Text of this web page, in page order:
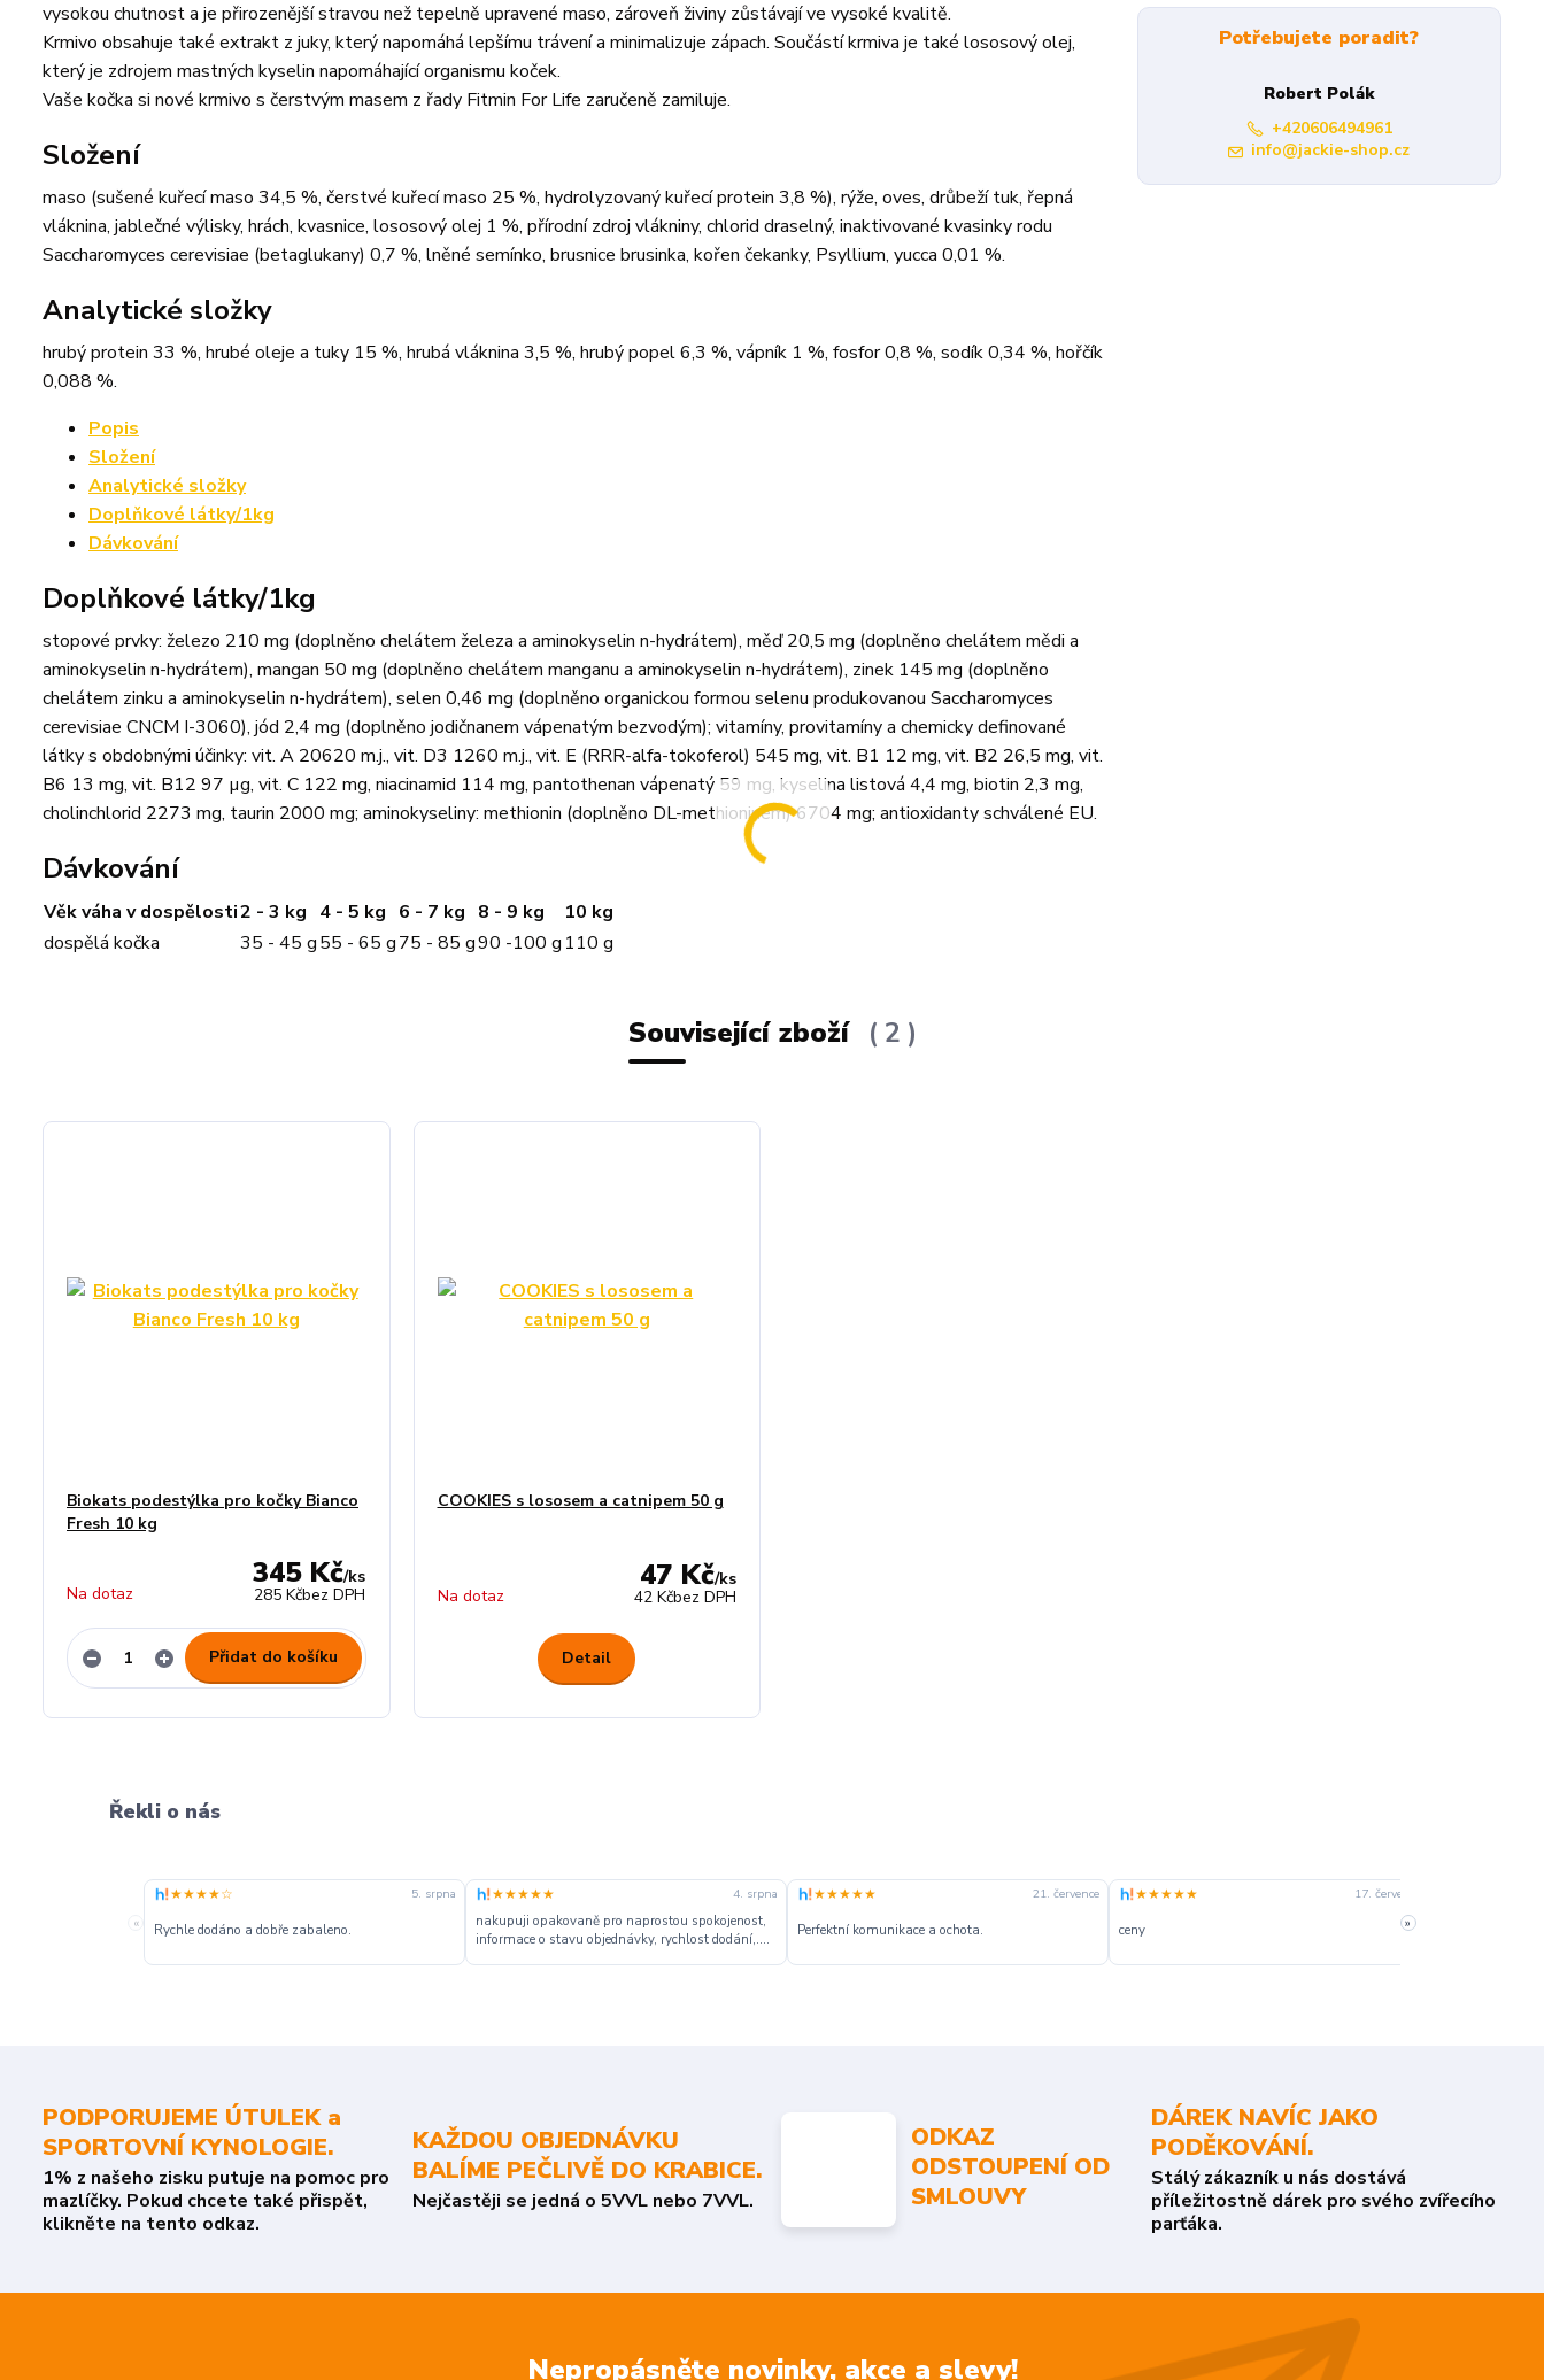
vysokou chutnost a je přirozenější stravou než tepelně upravené maso, zároveň živiny zůstávají ve vysoké kvalitě.
Krmivo obsahuje také extrakt z juky, který napomáhá lepšímu trávení a minimalizuje zápach. Součástí krmiva je také lososový olej,
který je zdrojem mastných kyselin napomáhající organismu koček.
Vaše kočka si nové krmivo s čerstvým masem z řady Fitmin For Life zaručeně zamiluje.
Složení
maso (sušené kuřecí maso 34,5 %, čerstvé kuřecí maso 25 %, hydrolyzovaný kuřecí protein 3,8 %), rýže, oves, drůbeží tuk, řepná
vláknina, jablečné výlisky, hrách, kvasnice, lososový olej 1 %, přírodní zdroj vlákniny, chlorid draselný, inaktivované kvasinky rodu
Saccharomyces cerevisiae (betaglukany) 0,7 %, lněné semínko, brusnice brusinka, kořen čekanky, Psyllium, yucca 0,01 %.
Analytické složky
hrubý protein 33 %, hrubé oleje a tuky 15 %, hrubá vláknina 3,5 %, hrubý popel 6,3 %, vápník 1 %, fosfor 0,8 %, sodík 0,34 %, hořčík
0,088 %.
Popis
Složení
Analytické složky
Doplňkové látky/1kg
Dávkování
Doplňkové látky/1kg
stopové prvky: železo 210 mg (doplněno chelátem železa a aminokyselin n-hydrátem), měď 20,5 mg (doplněno chelátem mědi a
aminokyselin n-hydrátem), mangan 50 mg (doplněno chelátem manganu a aminokyselin n-hydrátem), zinek 145 mg (doplněno
chelátem zinku a aminokyselin n-hydrátem), selen 0,46 mg (doplněno organickou formou selenu produkovanou Saccharomyces
cerevisiae CNCM I-3060), jód 2,4 mg (doplněno jodičnanem vápenatým bezvodým); vitamíny, provitamíny a chemicky definované
látky s obdobnými účinky: vit. A 20620 m.j., vit. D3 1260 m.j., vit. E (RRR-alfa-tokoferol) 545 mg, vit. B1 12 mg, vit. B2 26,5 mg, vit.
B6 13 mg, vit. B12 97 µg, vit. C 122 mg, niacinamid 114 mg, pantothenan vápenatý 59 mg, kyselina listová 4,4 mg, biotin 2,3 mg,
cholinchlorid 2273 mg, taurin 2000 mg; aminokyseliny: methionin (doplněno DL-methioninem) 6704 mg; antioxidanty schválené EU.
Dávkování
Věk váha v dospělosti2 - 3 kg 4 - 5 kg 6 - 7 kg 8 - 9 kg
10 kg
dospělá kočka
35 - 45 g55 - 65 g75 - 85 g90 -100 g 110 g
Potřebujete poradit?
Robert Polák
+420606494961
info@jackie-shop.cz
Související zboží 2
Biokats podestýlka pro kočky Bianco
Fresh 10 kg
345 Kč/ks
285 Kčbez DPH
Na dotaz
Přidat do košíku
COOKIES s lososem a catnipem 50 g
47 Kč/ks
42 Kčbez DPH
Na dotaz
Detail
Řekli o nás
«
★★★★☆ 5. srpna
Rychle dodáno a dobře zabaleno.
★★★★★ 4. srpna
nakupuji opakovaně pro naprostou spokojenost,
informace o stavu objednávky, rychlost dodání,....
★★★★★ 21. července
Perfektní komunikace a ochota.
★★★★★ 17. července
ceny »
PODPORUJEME ÚTULEK a
SPORTOVNÍ KYNOLOGIE.
1% z našeho zisku putuje na pomoc pro
mazlíčky. Pokud chcete také přispět,
klikněte na tento odkaz.
KAŽDOU OBJEDNÁVKU
BALÍME PEČLIVĚ DO KRABICE.
Nejčastěji se jedná o 5VVL nebo 7VVL.
ODKAZ
ODSTOUPENÍ OD
SMLOUVY
DÁREK NAVÍC JAKO
PODĚKOVÁNÍ.
Stálý zákazník u nás dostává
příležitostně dárek pro svého zvířecího
parťáka.
Nepropásněte novinky, akce a slevy!